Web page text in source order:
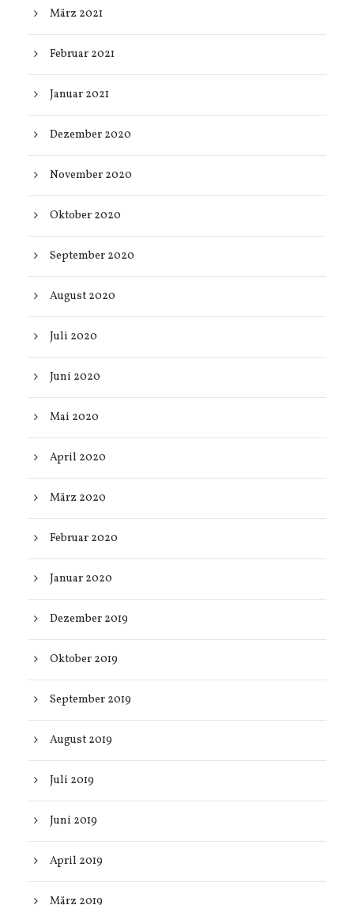
März 2021
Februar 2021
Januar 2021
Dezember 2020
November 2020
Oktober 2020
September 2020
August 2020
Juli 2020
Juni 2020
Mai 2020
April 2020
März 2020
Februar 2020
Januar 2020
Dezember 2019
Oktober 2019
September 2019
August 2019
Juli 2019
Juni 2019
April 2019
März 2019